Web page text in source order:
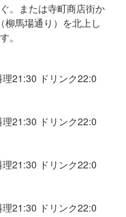
。または寺町商店街か
柳馬場通り）を北上し
。
21:30 ドリンク22:0
21:30 ドリンク22:0
21:30 ドリンク22:0
21:30 ドリンク22:0
りを主導したい方
を学びたい方
ってみたい方
白さを味わいたい方
アップしたい方
ュー開発をしたい方
る方
践で極めたい方
白さを味わいたい方
ジ
ジ
は必要ありません。
ことに生き甲斐を感じ
たが成長できる余地が